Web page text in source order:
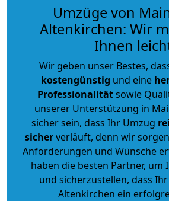
Umzüge von
Altenkirchen: Wir
Ihnen
Wir geben unser Bestes,
kostengünstig und eine
Professionalitätsowie
unserer Unterstützung in
sicher sein, dass Ihr Umzug
sicherverläuft, denn wir
Anforderungen und Wünsche
haben die besten Partner, um
und sicherzustellen, dass
Altenkirchen ein